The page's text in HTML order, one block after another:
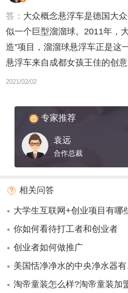
答： 大众概念悬浮车是德国大
似一个巨型溜溜球。2011年，
造”项目，溜溜球悬浮车正是这
悬浮车来自成都女孩王佳的创意
2021/02/02
专家推荐
袁远
合作总裁
相关问答
大学生互联网+创业项目有哪些项目
你如何看待打工者和创业者
创业者如何做推广
美国恬净净水的中央净水器有什么用啊？
淘帝童装怎么样?淘帝童装加盟可靠